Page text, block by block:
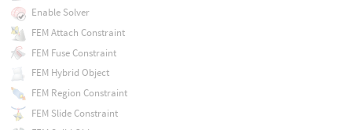
Enable Solver
FEM Attach Constraint
FEM Fuse Constraint
FEM Hybrid Object
FEM Region Constraint
FEM Slide Constraint